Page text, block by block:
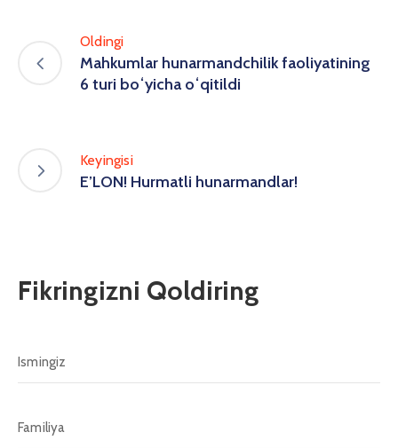
Oldingi
Mahkumlar hunarmandchilik faoliyatining
6 turi boʻyicha oʻqitildi
Keyingisi
E’LON! Hurmatli hunarmandlar!
Fikringizni Qoldiring